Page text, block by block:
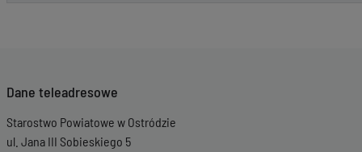
Dane teleadresowe
Starostwo Powiatowe w Ostródzie
ul. Jana III Sobieskiego 5